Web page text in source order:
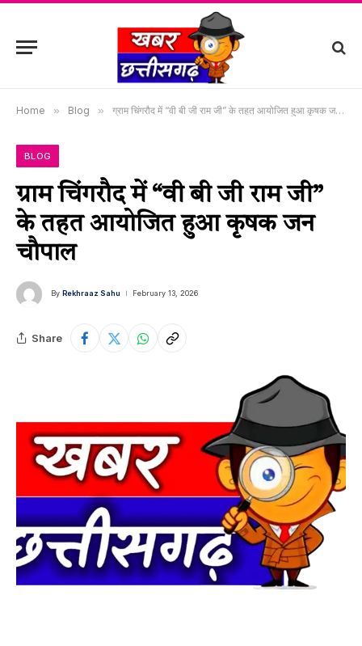
Home » Blog » ग्राम चिंगरौद में “वी बी जी राम जी” के तहत आयोजित हुआ कृषक जन चौपाल
BLOG
ग्राम चिंगरौद में “वी बी जी राम जी”
के तहत आयोजित हुआ कृषक जन
चौपाल
By Rekhraaz Sahu February 13, 2026
Share